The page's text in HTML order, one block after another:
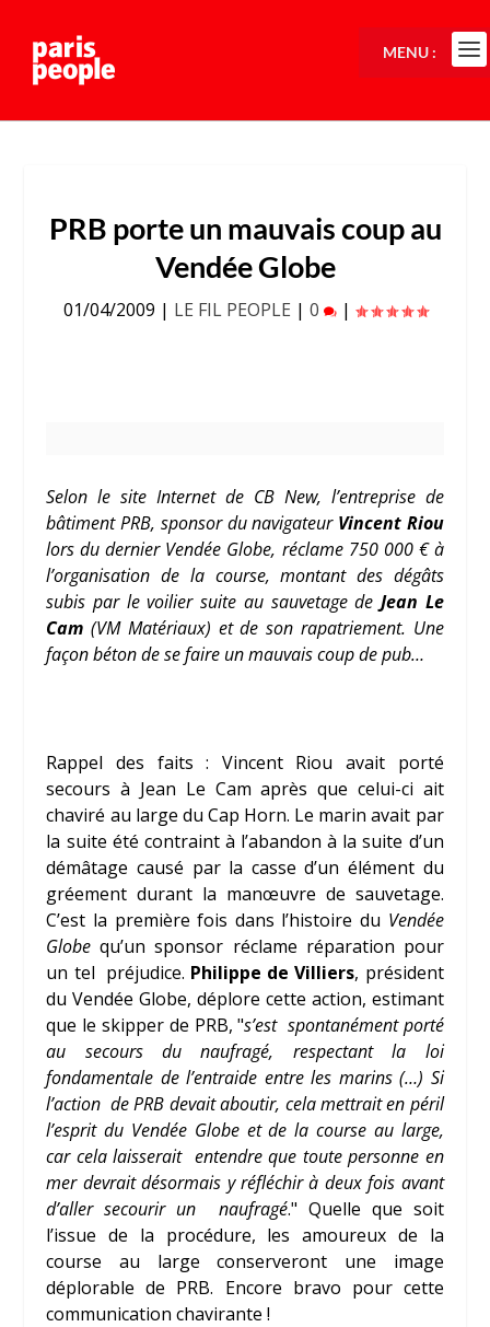
PRB porte un mauvais coup au
Vendée Globe
01/04/2009 | LE FIL PEOPLE | 0 |
Selon le site Internet de CB New, l’entreprise de
bâtiment PRB, sponsor du navigateur Vincent Riou
lors du dernier Vendée Globe, réclame 750 000 € à
l’organisation de la course, montant des dégâts
subis par le voilier suite au sauvetage de Jean Le
Cam (VM Matériaux) et de son rapatriement. Une
façon béton de se faire un mauvais coup de pub…
Rappel des faits : Vincent Riou avait porté
secours à Jean Le Cam après que celui-ci ait
chaviré au large du Cap Horn. Le marin avait par
la suite été contraint à l’abandon à la suite d’un
démâtage causé par la casse d’un élément du
gréement durant la manœuvre de sauvetage.
C’est la première fois dans l’histoire du Vendée
Globe qu’un sponsor réclame réparation pour
un tel préjudice. Philippe de Villiers, président
du Vendée Globe, déplore cette action, estimant
que le skipper de PRB, "s’est spontanément porté
au secours du naufragé, respectant la loi
fondamentale de l’entraide entre les marins (…) Si
l’action de PRB devait aboutir, cela mettrait en péril
l’esprit du Vendée Globe et de la course au large,
car cela laisserait entendre que toute personne en
mer devrait désormais y réfléchir à deux fois avant
d’aller secourir un naufragé." Quelle que soit
l’issue de la procédure, les amoureux de la
course au large conserveront une image
déplorable de PRB. Encore bravo pour cette
communication chavirante !
MENU :